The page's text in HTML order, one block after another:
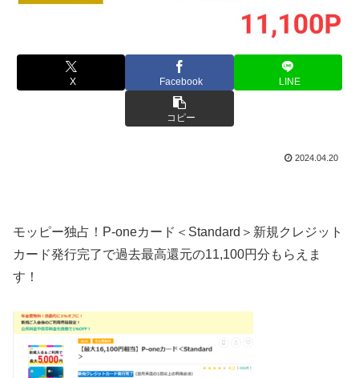
X Facebook LINE
コピー
2024.04.20
モッピー独占！P-oneカード＜Standard＞新規クレジット
カード発行完了で過去最高還元の11,100円分もらえま
す！